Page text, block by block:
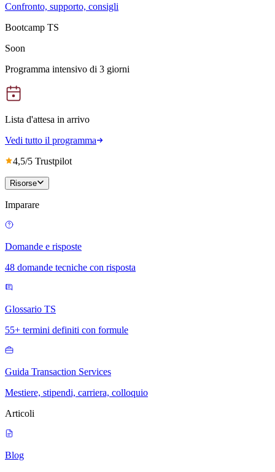
Confronto, supporto, consigli
Bootcamp TS
Soon
Programma intensivo di 3 giorni
Lista d'attesa in arrivo
Vedi tutto il programma
4,5/5 Trustpilot
Risorse
Imparare
Domande e risposte
48 domande tecniche con risposta
Glossario TS
55+ termini definiti con formule
Guida Transaction Services
Mestiere, stipendi, carriera, colloquio
Articoli
Blog